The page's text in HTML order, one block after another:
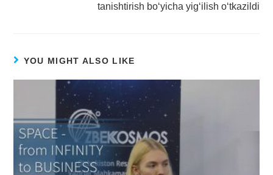
tanishtirish bo‘yicha yig‘ilish o‘tkazildi
YOU MIGHT ALSO LIKE